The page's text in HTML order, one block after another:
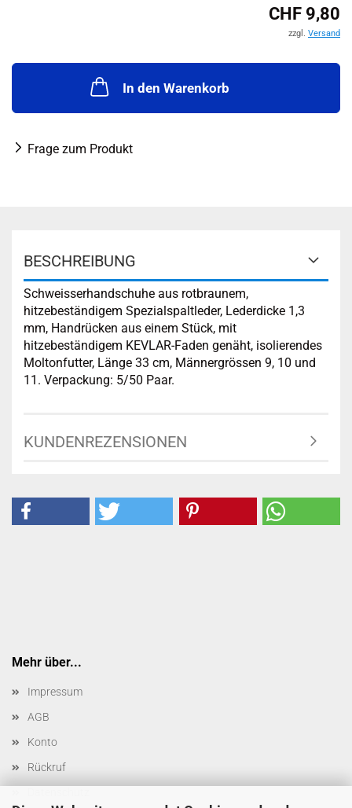
CHF 9,80
zzgl. Versand
In den Warenkorb
Frage zum Produkt
BESCHREIBUNG
Schweisserhandschuhe aus rotbraunem,
hitzebeständigem Spezialspaltleder, Lederdicke 1,3
mm, Handrücken aus einem Stück, mit
hitzebeständigem KEVLAR-Faden genäht, isolierendes
Moltonfutter, Länge 33 cm, Männergrössen 9, 10 und
11. Verpackung: 5/50 Paar.
KUNDENREZENSIONEN
Mehr über...
Impressum
AGB
Konto
Rückruf